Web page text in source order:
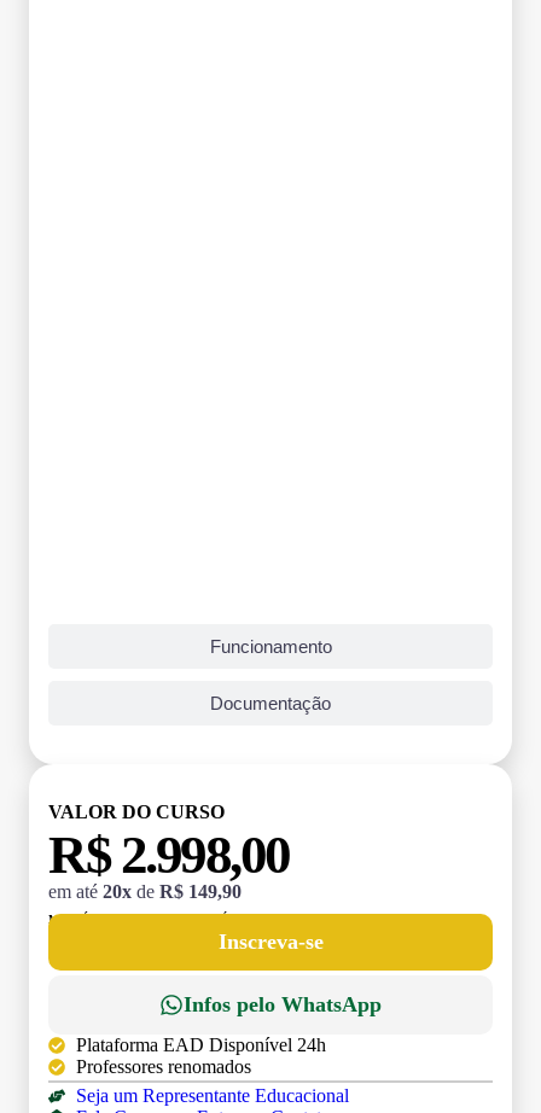
Funcionamento
Documentação
VALOR DO CURSO
R$ 2.998,00
em até 20x de R$ 149,90
MATRÍCULA:
Inscreva-se
Infos pelo WhatsApp
Plataforma EAD Disponível 24h
Professores renomados
Seja um Representante Educacional